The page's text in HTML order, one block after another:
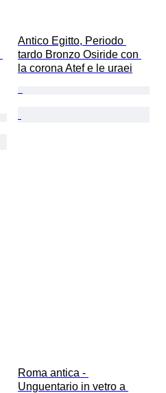
Antico Egitto, Periodo
tardo Bronzo Osiride con
la corona Atef e le uraei
Roma antica -
Unguentario in vetro a